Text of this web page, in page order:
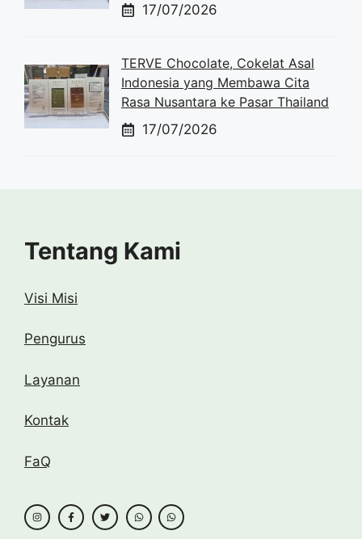
17/07/2026
TERVE Chocolate, Cokelat Asal
Indonesia yang Membawa Cita
Rasa Nusantara ke Pasar Thailand
17/07/2026
Tentang Kami
Visi Misi
Pengurus
Layanan
Kontak
FaQ